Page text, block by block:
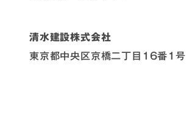
清水建設株式会社
東京都中央区京橋二丁目16番1号